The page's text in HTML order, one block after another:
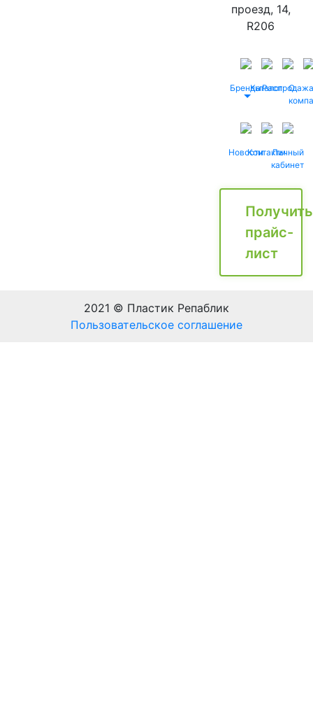
проезд, 14,
R206
БрендыКаталог
Распродажа
О
НовостиКонтактыЛичный
кабинет
Получить
прайс-
лист
2021 © Пластик Репаблик
Пользовательское соглашение